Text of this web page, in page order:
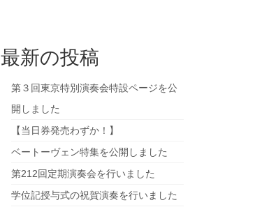
最新の投稿
第３回東京特別演奏会特設ページを公
開しました
【当日券発売わずか！】
ベートーヴェン特集を公開しました
第212回定期演奏会を行いました
学位記授与式の祝賀演奏を行いました